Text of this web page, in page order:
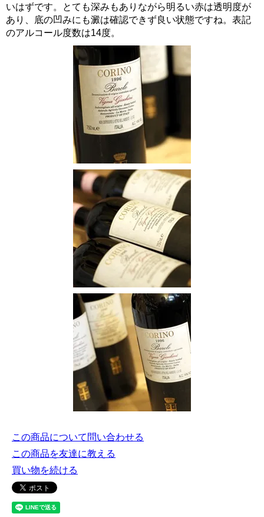
いはずです。とても深みもありながら明るい赤は透明度が
あり、底の凹みにも澱は確認できず良い状態ですね。表記
のアルコール度数は14度。
この商品について問い合わせる
この商品を友達に教える
買い物を続ける